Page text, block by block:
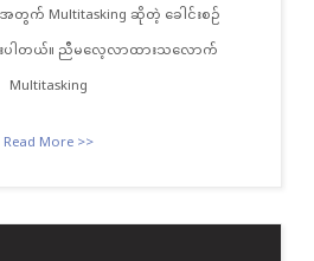
က် Multitasking ဆိုတဲ့ ခေါင်းစဉ်
ပါတယ်။ ညီမလေ့လာထားသလောက်
Multitasking
Read More >>